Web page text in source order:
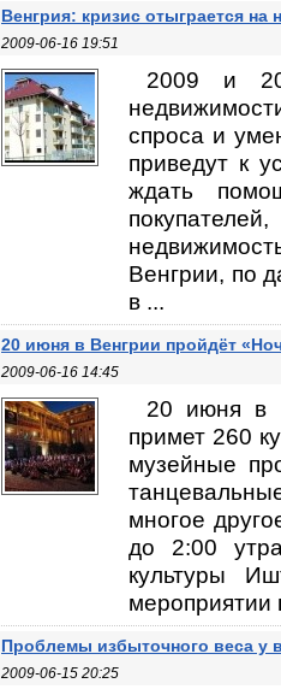
Венгрия: кризис отыграется на
2009-06-16 19:51
2009 и
спроса и
приведут к
ждать
Венгрии, по
в ...
20 июня в Венгрии пройдёт
2009-06-16 14:45
20 июня в
примет 260
музейные
многое
до 2:00
культуры
мероприятии
Проблемы избыточного веса у
2009-06-15 20:25